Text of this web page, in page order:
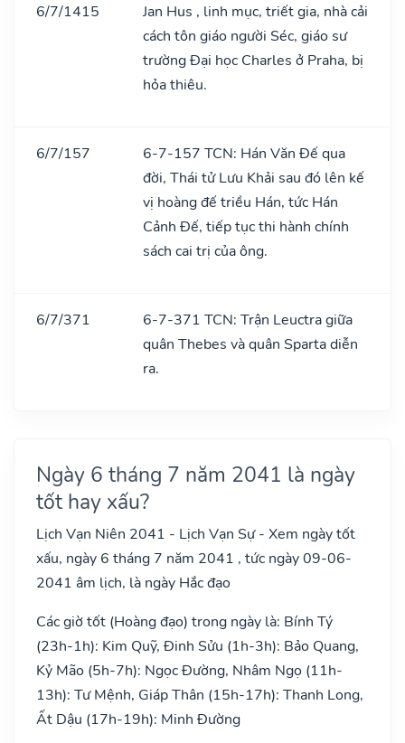
6/7/1415
Jan Hus , linh mục, triết gia, nhà cải
cách tôn giáo người Séc, giáo sư
trường Đại học Charles ở Praha, bị
hỏa thiêu.
6/7/157
6-7-157 TCN: Hán Văn Đế qua
đời, Thái tử Lưu Khải sau đó lên kế
vị hoàng đế triều Hán, tức Hán
Cảnh Đế, tiếp tục thi hành chính
sách cai trị của ông.
6/7/371
6-7-371 TCN: Trận Leuctra giữa
quân Thebes và quân Sparta diễn
ra.
Ngày 6 tháng 7 năm 2041 là ngày
tốt hay xấu?
Lịch Vạn Niên 2041 - Lịch Vạn Sự - Xem ngày tốt
xấu, ngày 6 tháng 7 năm 2041 , tức ngày 09-06-
2041 âm lịch, là ngày Hắc đạo
Các giờ tốt (Hoàng đạo) trong ngày là: Bính Tý
(23h-1h): Kim Quỹ, Đinh Sửu (1h-3h): Bảo Quang,
Kỷ Mão (5h-7h): Ngọc Đường, Nhâm Ngọ (11h-
13h): Tư Mệnh, Giáp Thân (15h-17h): Thanh Long,
Ất Dậu (17h-19h): Minh Đường